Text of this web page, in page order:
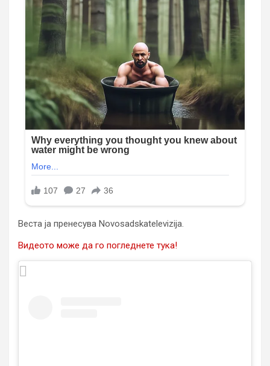
Веста ја пренесува Novosadskatelevizija.
Видеото може да го погледнете тука!